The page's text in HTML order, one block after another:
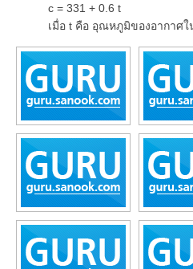
c = 331 + 0.6 t
เมื่อ t คือ อุณหภูมิของอากาศใน